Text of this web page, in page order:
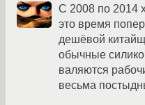
С 2008 по 2014
это время
дешёвой
обычные
валяются
весьма